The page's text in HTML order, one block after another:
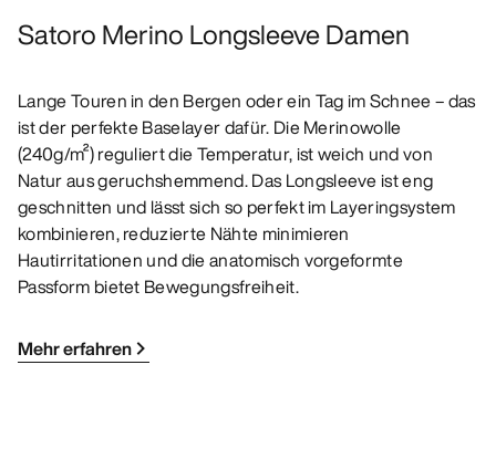
Satoro Merino Longsleeve Damen
Lange Touren in den Bergen oder ein Tag im Schnee – das
ist der perfekte Baselayer dafür. Die Merinowolle
(240g/m²) reguliert die Temperatur, ist weich und von
Natur aus geruchshemmend. Das Longsleeve ist eng
geschnitten und lässt sich so perfekt im Layeringsystem
kombinieren, reduzierte Nähte minimieren
Hautirritationen und die anatomisch vorgeformte
Passform bietet Bewegungsfreiheit.
Mehr erfahren